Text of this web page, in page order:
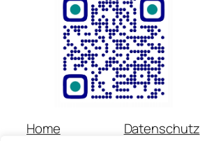
Home
Datenschutz